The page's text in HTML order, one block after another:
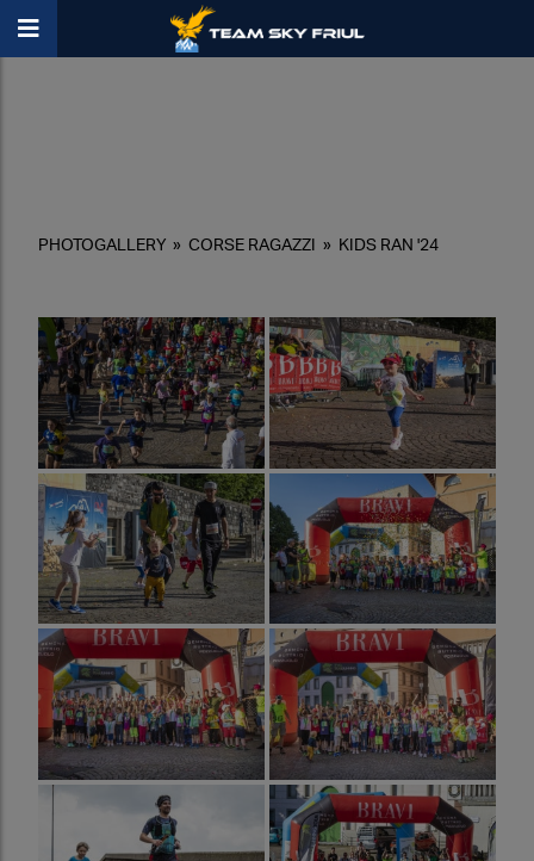
PHOTOGALLERY » CORSE RAGAZZI » KIDS RAN '24